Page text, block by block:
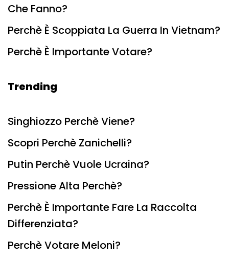
Che Fanno?
Perchè È Scoppiata La Guerra In Vietnam?
Perchè È Importante Votare?
Trending
Singhiozzo Perchè Viene?
Scopri Perchè Zanichelli?
Putin Perchè Vuole Ucraina?
Pressione Alta Perchè?
Perchè È Importante Fare La Raccolta
Differenziata?
Perchè Votare Meloni?